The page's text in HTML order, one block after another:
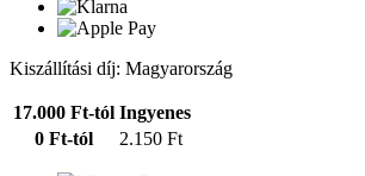
Kiszállítási díj: Magyarország
17.000 Ft-tól Ingyenes
0 Ft-tól
2.150 Ft